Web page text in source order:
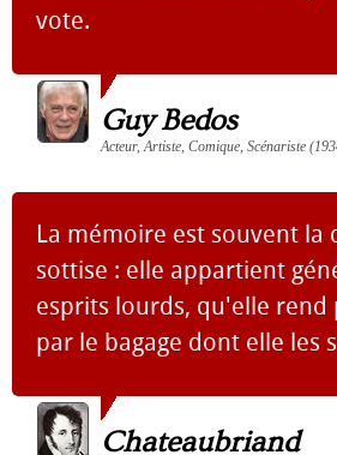
vote.
Guy Bedos
Acteur, Artiste, Comique, Scénariste
La mémoire est souvent la
sottise : elle appartient
esprits lourds, qu'elle rend
par le bagage dont elle les
Chateaubriand